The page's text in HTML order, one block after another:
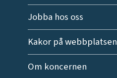
Jobba hos oss
Kakor på webbplatsen
Om koncernen